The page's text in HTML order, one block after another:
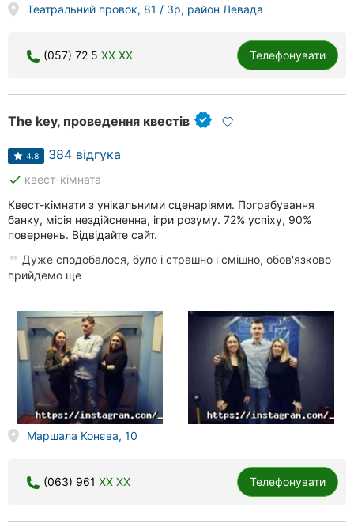
Театральний провок, 81 / 3р, район Левада
(057) 72 5 XX XX Телефонувати
The key, проведення квестів
4.8 384 відгука
done квест-кімната
Квест-кімнати з унікальними сценаріями. Пограбування
банку, місія нездійсненна, ігри розуму. 72% успіху, 90%
повернень. Відвідайте сайт.
Дуже сподобалося, було і страшно і смішно, обов'язково
прийдемо ще
Маршала Конєва, 10
(063) 961 XX XX Телефонувати